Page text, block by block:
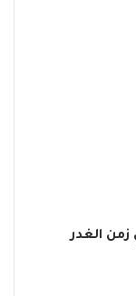
الغدر